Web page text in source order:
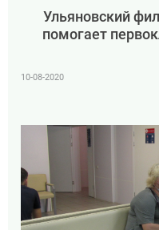
Ульяновский
помогает
10-08-2020